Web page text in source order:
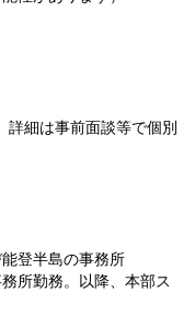
細は事前面談等で個別
登半島の事務所
所勤務。以降、本部ス